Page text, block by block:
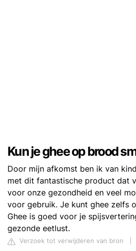
Kun je ghee op brood
Door mijn afkomst ben ik van
met dit fantastische product dat
voor onze gezondheid en veel
voor gebruik. Je kunt ghee zelfs
Ghee is goed voor je
gezonde eetlust.
Verzoek tot verwijderen van bron